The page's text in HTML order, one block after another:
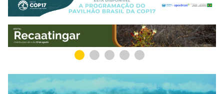
Serviços recomendados para você Serviços